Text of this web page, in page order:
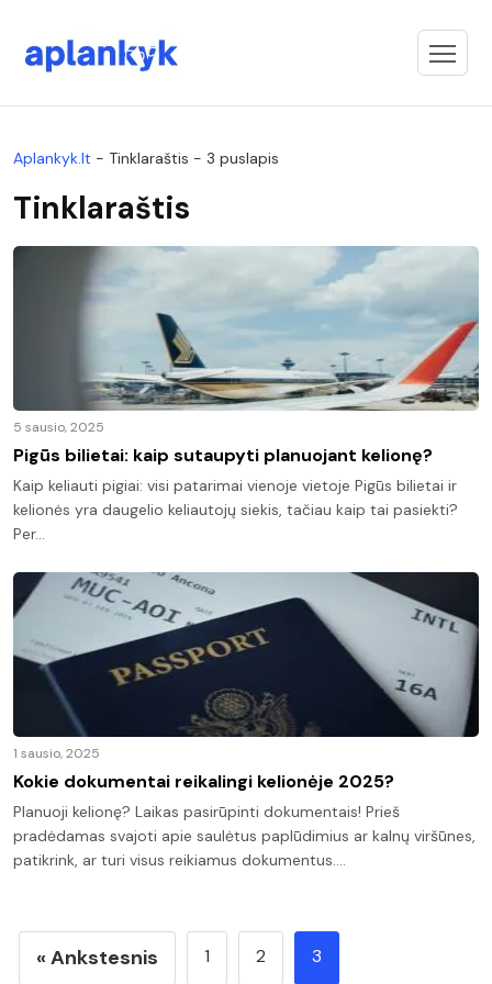
Aplankyk.lt - Tinklaraštis - 3 puslapis
Tinklaraštis
5 sausio, 2025
Pigūs bilietai: kaip sutaupyti planuojant kelionę?
Kaip keliauti pigiai: visi patarimai vienoje vietoje Pigūs bilietai ir
kelionės yra daugelio keliautojų siekis, tačiau kaip tai pasiekti?
Per…
1 sausio, 2025
Kokie dokumentai reikalingi kelionėje 2025?
Planuoji kelionę? Laikas pasirūpinti dokumentais! Prieš
pradėdamas svajoti apie saulėtus paplūdimius ar kalnų viršūnes,
patikrink, ar turi visus reikiamus dokumentus.…
« Ankstesnis 1 2 3